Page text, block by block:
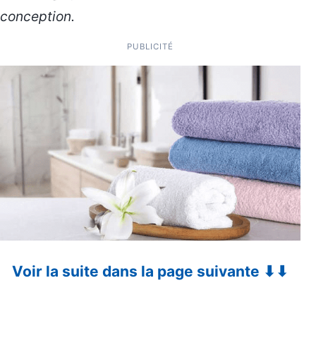
conception.
PUBLICITÉ
Voir la suite dans la page suivante ⬇⬇